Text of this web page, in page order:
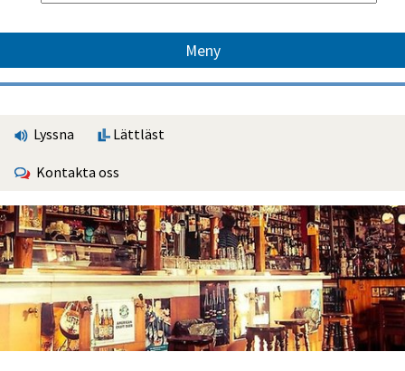
Meny
Lyssna Lättläst
Kontakta oss